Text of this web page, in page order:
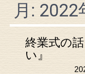
月: 2022
終業式の
い』